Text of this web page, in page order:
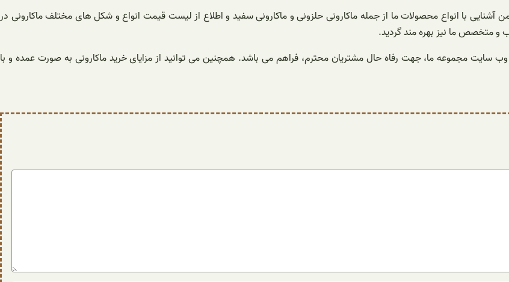
با انواع محصولات ما از جمله ماکارونی حلزونی و ماکارونی سفید و اطلاع از لیست قیمت انواع و شکل های مختلف ماکارونی در
و متخصص ما نیز بهره‌ مند گردید.
مجموعه ما، جهت رفاه حال مشتریان محترم، فراهم می باشد. همچنین می توانید از مزایای خرید ماکارونی به صورت عمده و با